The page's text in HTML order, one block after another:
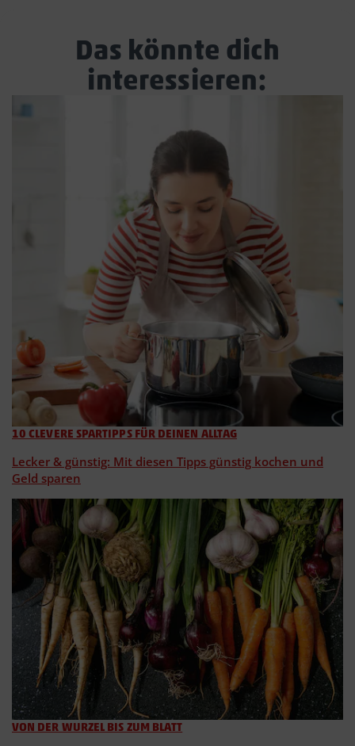
Das könnte dich
interessieren:
10 CLEVERE SPARTIPPS FÜR DEINEN ALLTAG
Lecker & günstig: Mit diesen Tipps günstig kochen und
Geld sparen
VON DER WURZEL BIS ZUM BLATT